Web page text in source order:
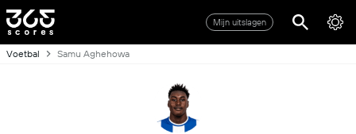
Mijn uitslagen
Voetbal Samu Aghehowa